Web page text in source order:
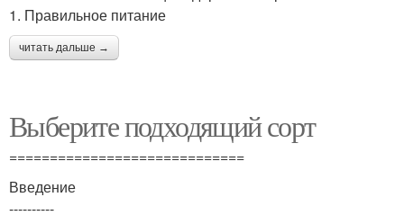
1. Правильное питание
читать дальше →
Выберите подходящий сорт
=============================
Введение
----------